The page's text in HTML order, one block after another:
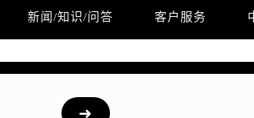
新闻/知识/问答 客户服务